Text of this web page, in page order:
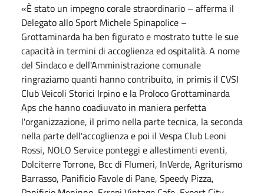
«È stato un impegno corale straordinario – afferma il
Delegato allo Sport Michele Spinapolice –
Grottaminarda ha ben figurato e mostrato tutte le sue
capacità in termini di accoglienza ed ospitalità. A nome
del Sindaco e dell'Amministrazione comunale
ringraziamo quanti hanno contribuito, in primis il CVSI
Club Veicoli Storici Irpino e la Proloco Grottaminarda
Aps che hanno coadiuvato in maniera perfetta
l'organizzazione, il primo nella parte tecnica, la seconda
nella parte dell'accoglienza e poi il Vespa Club Leoni
Rossi, NOLO Service ponteggi e allestimenti eventi,
Dolciterre Torrone, Bcc di Flumeri, InVerde, Agriturismo
Barrasso, Panificio Favole di Pane, Speedy Pizza,